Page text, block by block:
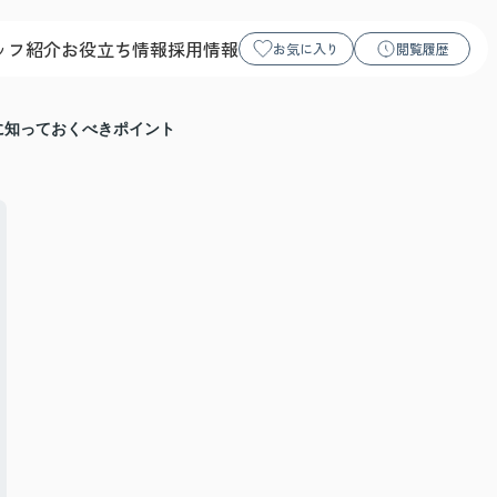
フ紹介お役立ち情報採用情報 お気に入り 閲覧履歴
っておくべきポイント